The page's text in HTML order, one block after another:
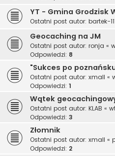
YT - Gmina Grodzisk
Ostatni post autor: bartek-
Geocaching na JM
Ostatni post autor: ronja «
Odpowiedzi: 8
"Sukces po
Ostatni post autor: xmall «
Odpowiedzi: 1
Wątek
Ostatni post autor: KLAB «
Odpowiedzi: 3
Złomnik
Ostatni post autor: xmall «
Odpowiedzi: 2